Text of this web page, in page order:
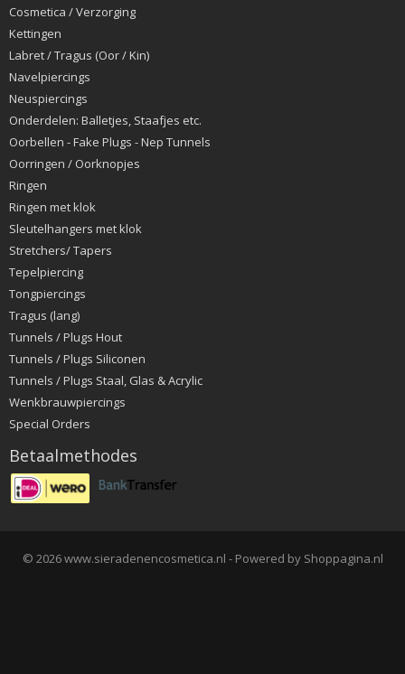
Cosmetica / Verzorging
Kettingen
Labret / Tragus (Oor / Kin)
Navelpiercings
Neuspiercings
Onderdelen: Balletjes, Staafjes etc.
Oorbellen - Fake Plugs - Nep Tunnels
Oorringen / Oorknopjes
Ringen
Ringen met klok
Sleutelhangers met klok
Stretchers/ Tapers
Tepelpiercing
Tongpiercings
Tragus (lang)
Tunnels / Plugs Hout
Tunnels / Plugs Siliconen
Tunnels / Plugs Staal, Glas & Acrylic
Wenkbrauwpiercings
Special Orders
Betaalmethodes
© 2026 www.sieradenencosmetica.nl - Powered by Shoppagina.nl